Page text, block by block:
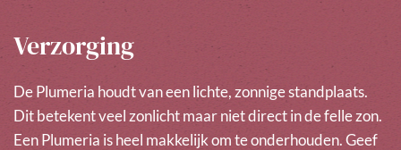
Verzorging
De Plumeria houdt van een lichte, zonnige standplaats.
Dit betekent veel zonlicht maar niet direct in de felle zon.
Een Plumeria is heel makkelijk om te onderhouden. Geef